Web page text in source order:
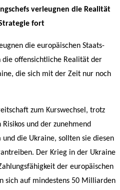
verleugnen die Realität
fort
die europäischen Staats-
die offensichtliche Realität der
die sich mit der Zeit nur noch
zum Kurswechsel, trotz
und der zunehmend
die Ukraine, sollten sie diesen
Der Krieg in der Ukraine
der europäischen
sich auf mindestens 50 Milliarden